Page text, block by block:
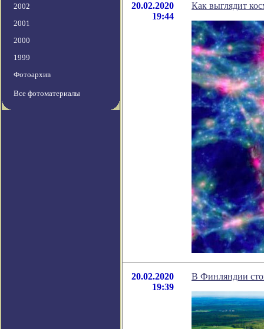
2002
2001
2000
1999
Фотоархив
Все фотоматериалы
20.02.2020
19:44
Как выглядит
20.02.2020
19:39
В Финляндии